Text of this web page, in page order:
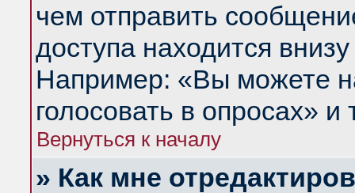
чем отправить
доступа находится
Например: «Вы можете
голосовать в опросах» и
Вернуться к началу
» Как мне